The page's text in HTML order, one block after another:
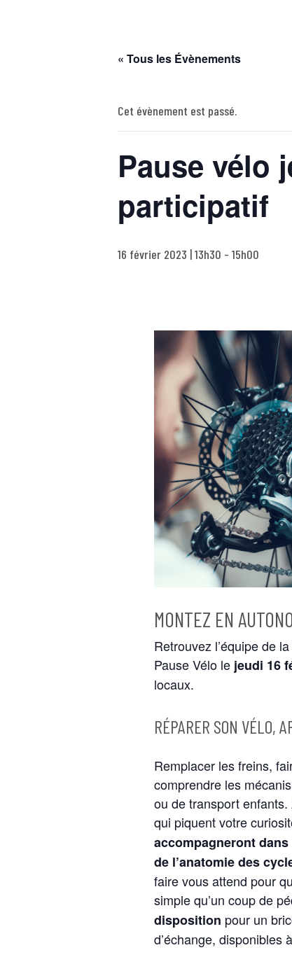
« Tous les Évènements
Cet évènement est passé.
Pause vélo
participatif
16 février 2023 | 13h30 - 15h00
MONTEZ EN
Retrouvez l’équipe de
Pause Vélo le jeudi 16
locaux.
RÉPARER SON VÉLO,
Remplacer les freins,
comprendre les
ou de transport
qui piquent votre
accompagneront
de l’anatomie des
faire vous attend pour
simple qu’un coup de
disposition pour un
d’échange, disponibles